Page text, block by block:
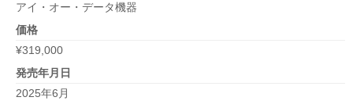
アイ・オー・データ機器
価格
¥319,000
発売年月日
2025年6月